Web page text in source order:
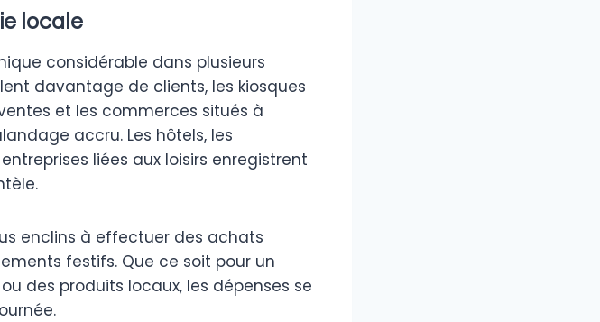
locale
considérable dans plusieurs
davantage de clients, les kiosques
et les commerces situés à
accru. Les hôtels, les
liées aux loisirs enregistrent
enclins à effectuer des achats
festifs. Que ce soit pour un
des produits locaux, les dépenses se